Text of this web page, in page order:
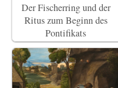
Der Fischerring und der
Ritus zum Beginn des
Pontifikats